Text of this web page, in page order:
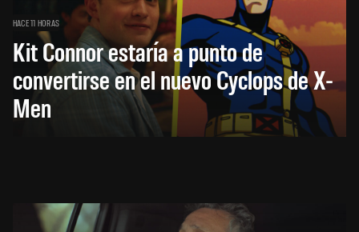
HACE 11 HORAS
Kit Connor estaría a punto de
convertirse en el nuevo Cyclops de X-
Men